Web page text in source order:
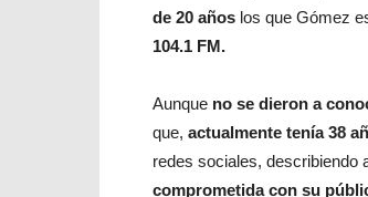
de 20 años los que Gómez
104.1 FM.
Aunque no se dieron a
que, actualmente tenía 38
redes sociales, describiendo
comprometida con su